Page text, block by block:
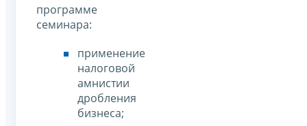
программе
семинара:
применение
налоговой
амнистии
дробления
бизнеса;